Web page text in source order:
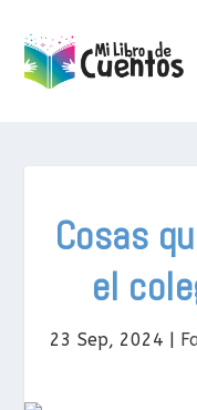
Cosas
el
23 Sep, 2024 |